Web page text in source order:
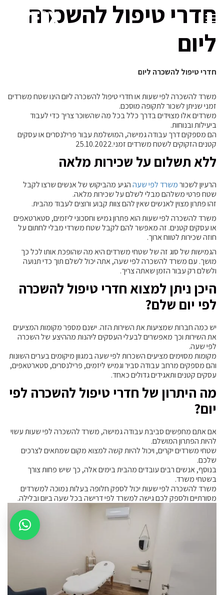
חדרי טיפול להשכרה
ליום
חדרי טיפול להשכרה ליום
משרד להשכרה לפי שעות או חדרי טיפול להשכרה ליום הינו שטח משרדים
זמני שניתן לשכור לתקופה מוסכם.
משרדים אלו מצוידים בדרך כלל בכל מה שהשוכר צריך כדי לעבוד
ביעילות ובנוחות.
הם מספקים דרך עבודה גמישה, המושלמת עבור פרילנסרים או עסקים
קטנים הזקוקים לשטח משרדים זמני.25.10.2022
ללא תשלום על שכירות מלאה
הרעיון לשכורמשרד לפי שעההגיע מהביקוש של אנשים שרצו לקבל
שטח פרטי משלהם מבלי לשלם על שכירות מלאה.
זהו פתרון מצוין לאנשים שאין להם צוות קבוע ורוצים לעבוד מהבית.
משרד להשכרה לפי שעות הוא פתרון גמיש וחסכוני ליזמים, סטארטאפים
או עסקים קטנים. זה מאפשר להם לקבל שטח משרדי מבלי לחתום על
חוזה שכירות לטווח ארוך.
הגמישות של סוג זה של שטחי משרדים היא מה שהופכת אותו לכל כך
מושך. עם משרד להשכרה לפי שעה, אתה יכול לשלם תוך כדי תנועה
ולשלם רק עבור הזמן שאתה צריך.
היכן ניתן למצוא חדרי טיפול להשכרה
לפי יום שלם?
יש כמה חברות שמציעות את השירות הזה. ישנם מספר מקומות המציעים
את השירות וכך מאפשרים לבעלי העסקים ליהנות מההיצע של השכרה
לפי שעה.
מקומות מסוימים מציעים השכרות לפי שעה במגוון מיקומים בערים השונות
והם מספקים מרחב עבודה סביר וגמיש ליזמים, פרילנסרים, סטארטאפים,
עסקים קטנים ותאגידים גדולים כאחד.
מה היתרון של חדרי טיפול להשכרה לפי
יום?
אם אתם מחפשים סביבת עבודה גמישה, משרד להשכרה לפי שעות עשוי
להיות הפתרון המושלם.
שטחי משרדים יקרים, ויכול להיות קשה למצוא מקום שמתאים לצרכים
שלכם.
בנוסף, אנשים רבים עובדים מהבית בימים אלה, כך שיש פחות צורך
בשטחי משרד.
משרד להשכרה לפי שעות יכול לספק חלופה בעלות נמוכה למשרדים
מסורתיים ולספק לכם גישה למשרד לפי דרישה בכל שעה ביום ובלילה.